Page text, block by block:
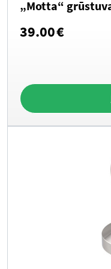
„Motta“
39.00€